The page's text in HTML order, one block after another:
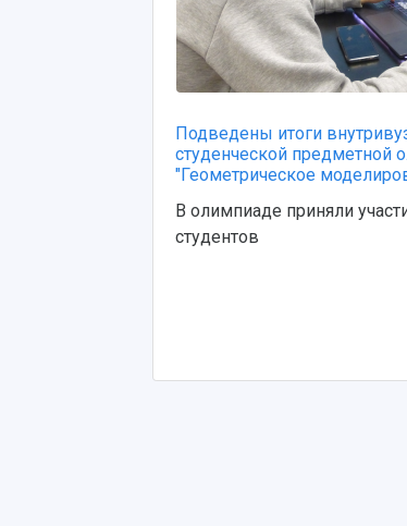
Подведены итоги
студенческой предметной
"Геометрическое
В олимпиаде приняли
студентов